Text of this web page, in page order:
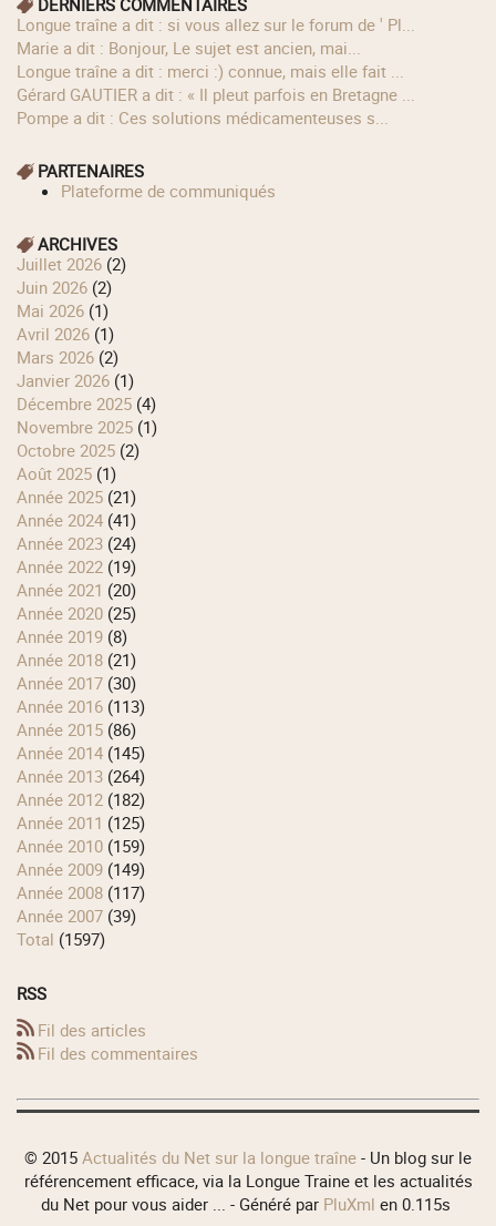
longue traîne a dit : si vous allez sur le forum de ' Pl...
Marie a dit : Bonjour, Le sujet est ancien, mai...
longue traîne a dit : merci :) connue, mais elle fait ...
Gérard GAUTIER a dit : « Il pleut parfois en Bretagne ...
Pompe a dit : Ces solutions médicamenteuses s...
PARTENAIRES
Plateforme de communiqués
ARCHIVES
juillet 2026 (2)
juin 2026 (2)
mai 2026 (1)
avril 2026 (1)
mars 2026 (2)
janvier 2026 (1)
décembre 2025 (4)
novembre 2025 (1)
octobre 2025 (2)
août 2025 (1)
année 2025 (21)
année 2024 (41)
année 2023 (24)
année 2022 (19)
année 2021 (20)
année 2020 (25)
année 2019 (8)
année 2018 (21)
année 2017 (30)
année 2016 (113)
année 2015 (86)
année 2014 (145)
année 2013 (264)
année 2012 (182)
année 2011 (125)
année 2010 (159)
année 2009 (149)
année 2008 (117)
année 2007 (39)
total (1597)
RSS
Fil des articles
Fil des commentaires
© 2015 Actualités du Net sur la longue traîne - Un blog sur le
référencement efficace, via la Longue Traine et les actualités
du Net pour vous aider ... - Généré par PluXml en 0.115s